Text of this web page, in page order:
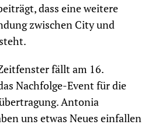
dass eine weitere
zwischen City und
fällt am 16.
Nachfolge-Event für die
Antonia
uns etwas Neues einfallen